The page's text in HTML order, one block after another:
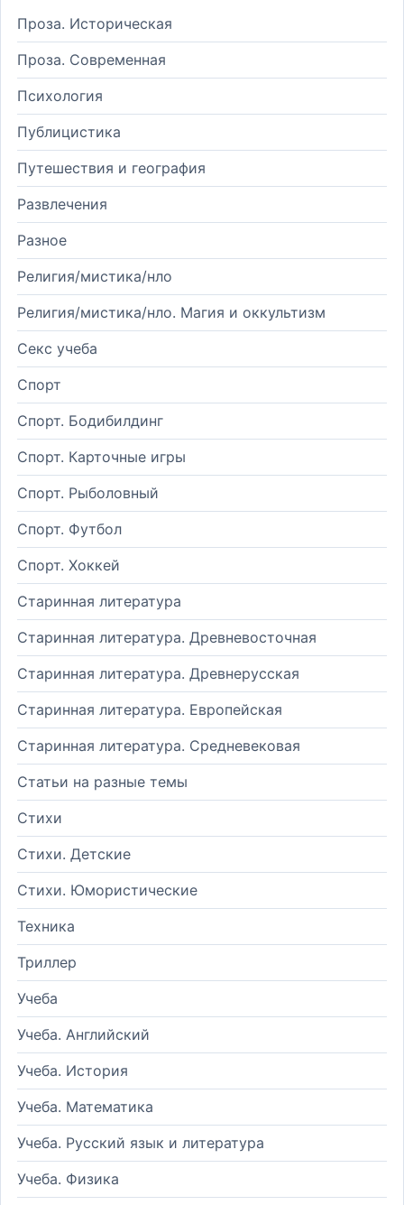
Проза. Историческая
Проза. Современная
Психология
Публицистика
Путешествия и география
Развлечения
Разное
Религия/мистика/нло
Религия/мистика/нло. Магия и оккультизм
Секс учеба
Спорт
Спорт. Бодибилдинг
Спорт. Карточные игры
Спорт. Рыболовный
Спорт. Футбол
Спорт. Хоккей
Старинная литература
Старинная литература. Древневосточная
Старинная литература. Древнерусская
Старинная литература. Европейская
Старинная литература. Средневековая
Статьи на разные темы
Стихи
Стихи. Детские
Стихи. Юмористические
Техника
Триллер
Учеба
Учеба. Английский
Учеба. История
Учеба. Математика
Учеба. Русский язык и литература
Учеба. Физика